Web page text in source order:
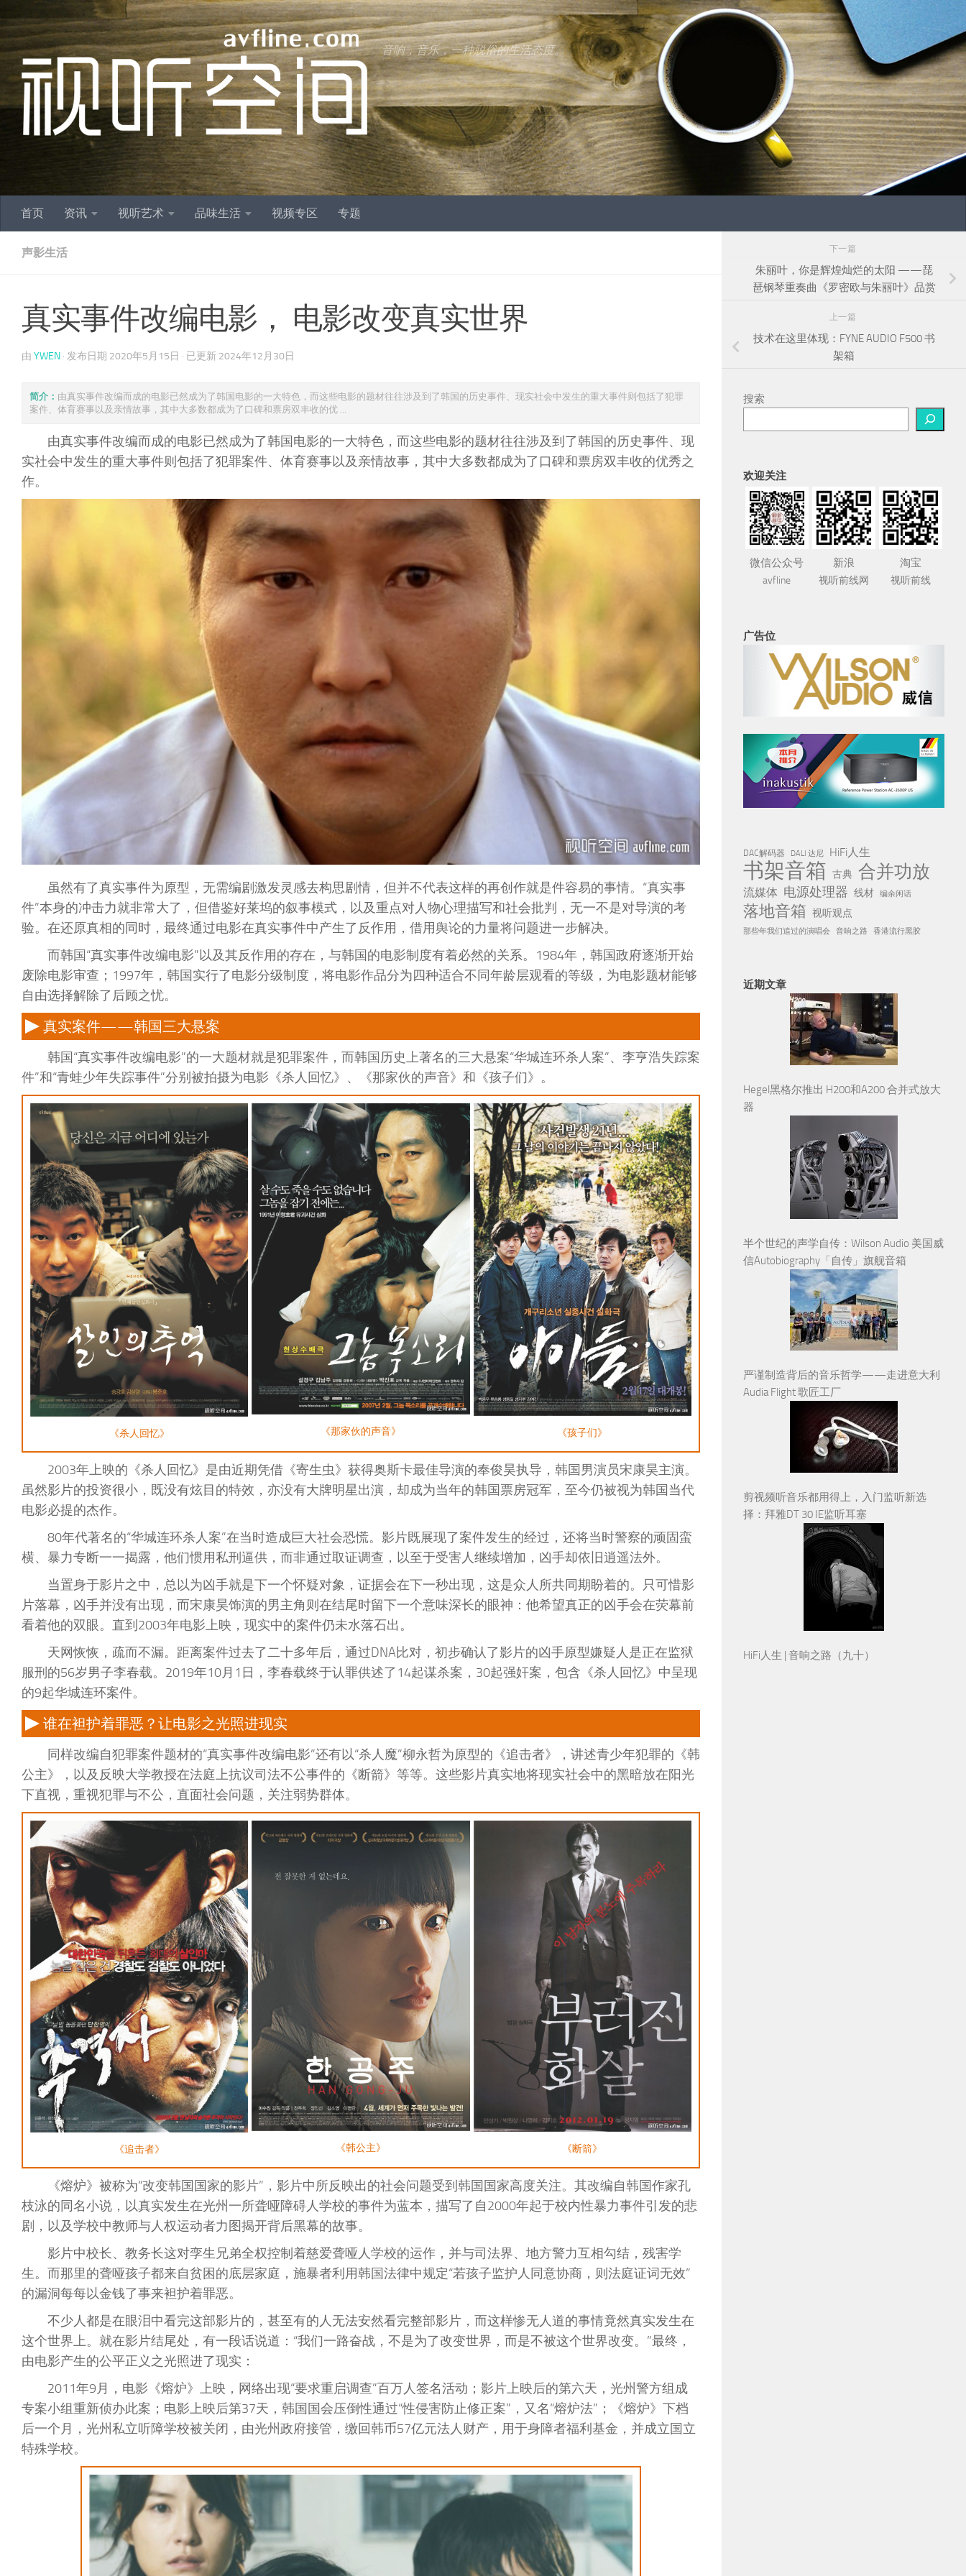
跳至内容
音响，音乐，一种脱俗的生活态度。
首页 资讯 视听艺术 品味生活 视频专区 专题
声影生活
真实事件改编电影， 电影改变真实世界
由 YWEN · 发布日期 2020年5月15日 · 已更新 2024年12月30日
简介： 由真实事件改编而成的电影已然成为了韩国电影的一大特色，而这些电影的题材往往涉及到了韩国的历史事件、现实社会中发生的重大事件则包括了犯罪
案件、体育赛事以及亲情故事，其中大多数都成为了口碑和票房双丰收的优 ...
由真实事件改编而成的电影已然成为了韩国电影的一大特色，而这些电影的题材往往涉及到了韩国的历史事件、现
实社会中发生的重大事件则包括了犯罪案件、体育赛事以及亲情故事，其中大多数都成为了口碑和票房双丰收的优秀之
作。
虽然有了真实事件为原型，无需编剧激发灵感去构思剧情，但并不代表这样的再创作就是件容易的事情。“真实事
件”本身的冲击力就非常大了，但借鉴好莱坞的叙事模式，以及重点对人物心理描写和社会批判，无一不是对导演的考
验。在还原真相的同时，最终通过电影在真实事件中产生了反作用，借用舆论的力量将问题进一步解决。
而韩国“真实事件改编电影”以及其反作用的存在，与韩国的电影制度有着必然的关系。1984年，韩国政府逐渐开始
废除电影审查；1997年，韩国实行了电影分级制度，将电影作品分为四种适合不同年龄层观看的等级，为电影题材能够
自由选择解除了后顾之忧。
真实案件——韩国三大悬案
韩国“真实事件改编电影”的一大题材就是犯罪案件，而韩国历史上著名的三大悬案“华城连环杀人案”、李亨浩失踪案
件”和“青蛙少年失踪事件”分别被拍摄为电影《杀人回忆》、《那家伙的声音》和《孩子们》。
《杀人回忆》 《那家伙的声音》 《孩子们》
2003年上映的《杀人回忆》是由近期凭借《寄生虫》获得奥斯卡最佳导演的奉俊昊执导，韩国男演员宋康昊主演。
虽然影片的投资很小，既没有炫目的特效，亦没有大牌明星出演，却成为当年的韩国票房冠军，至今仍被视为韩国当代
电影必提的杰作。
80年代著名的“华城连环杀人案”在当时造成巨大社会恐慌。影片既展现了案件发生的经过，还将当时警察的顽固蛮
横、暴力专断一一揭露，他们惯用私刑逼供，而非通过取证调查，以至于受害人继续增加，凶手却依旧逍遥法外。
当置身于影片之中，总以为凶手就是下一个怀疑对象，证据会在下一秒出现，这是众人所共同期盼着的。只可惜影
片落幕，凶手并没有出现，而宋康昊饰演的男主角则在结尾时留下一个意味深长的眼神：他希望真正的凶手会在荧幕前
看着他的双眼。直到2003年电影上映，现实中的案件仍未水落石出。
天网恢恢，疏而不漏。距离案件过去了二十多年后，通过DNA比对，初步确认了影片的凶手原型嫌疑人是正在监狱
服刑的56岁男子李春载。2019年10月1日，李春载终于认罪供述了14起谋杀案，30起强奸案，包含《杀人回忆》中呈现
的9起华城连环案件。
谁在袒护着罪恶？让电影之光照进现实
同样改编自犯罪案件题材的“真实事件改编电影”还有以“杀人魔”柳永哲为原型的《追击者》，讲述青少年犯罪的《韩
公主》，以及反映大学教授在法庭上抗议司法不公事件的《断箭》等等。这些影片真实地将现实社会中的黑暗放在阳光
下直视，重视犯罪与不公，直面社会问题，关注弱势群体。
《追击者》 《韩公主》 《断箭》
《熔炉》被称为“改变韩国国家的影片”，影片中所反映出的社会问题受到韩国国家高度关注。其改编自韩国作家孔
枝泳的同名小说，以真实发生在光州一所聋哑障碍人学校的事件为蓝本，描写了自2000年起于校内性暴力事件引发的悲
剧，以及学校中教师与人权运动者力图揭开背后黑幕的故事。
影片中校长、教务长这对孪生兄弟全权控制着慈爱聋哑人学校的运作，并与司法界、地方警力互相勾结，残害学
生。而那里的聋哑孩子都来自贫困的底层家庭，施暴者利用韩国法律中规定“若孩子监护人同意协商，则法庭证词无效”
的漏洞每每以金钱了事来袒护着罪恶。
不少人都是在眼泪中看完这部影片的，甚至有的人无法安然看完整部影片，而这样惨无人道的事情竟然真实发生在
这个世界上。就在影片结尾处，有一段话说道：“我们一路奋战，不是为了改变世界，而是不被这个世界改变。”最终，
由电影产生的公平正义之光照进了现实：
2011年9月，电影《熔炉》上映，网络出现“要求重启调查”百万人签名活动；影片上映后的第六天，光州警方组成
专案小组重新侦办此案；电影上映后第37天，韩国国会压倒性通过“性侵害防止修正案”，又名“熔炉法”；《熔炉》下档
后一个月，光州私立听障学校被关闭，由光州政府接管，缴回韩币57亿元法人财产，用于身障者福利基金，并成立国立
特殊学校。
下一篇
朱丽叶，你是辉煌灿烂的太阳 ——琵
琶钢琴重奏曲《罗密欧与朱丽叶》品赏
上一篇
技术在这里体现：FYNE AUDIO F500 书
架箱
搜索
欢迎关注
微信公众号
avfline
新浪
视听前线网
淘宝
视听前线
广告位
DAC解码器 DALI 达尼 HiFi人生
书架音箱 古典 合并功放
流媒体 电源处理器 线材 编余闲话
落地音箱 视听观点
那些年我们追过的演唱会 音响之路 香港流行黑胶
近期文章
Hegel黑格尔推出 H200和A200 合并式放大
器
半个世纪的声学自传：Wilson Audio 美国威
信Autobiography「自传」旗舰音箱
严谨制造背后的音乐哲学——走进意大利
Audia Flight 歌匠工厂
剪视频听音乐都用得上，入门监听新选
择：拜雅DT 30 IE监听耳塞
HiFi人生 | 音响之路（九十）